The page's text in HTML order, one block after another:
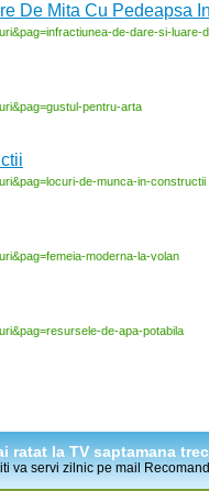
De Mita Cu Pedeapsa
de-dare-si-luare-
pentru-arta
de-munca-in-constructii
moderna-la-volan
de-apa-potabila
ratat la TV saptamana
va servi zilnic pe mail